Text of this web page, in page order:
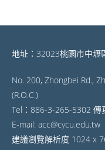
地址：32023桃園市中壢
No. 200, Zhongbei Rd.,
(R.O.C.)
Tel：886-3-265-5302
E-mail: acc@cycu.edu.tw
建議瀏覽解析度 1024 x